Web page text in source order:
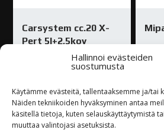
Hallinnoi evästeiden
suostumusta
Käytämme evästeitä, tallentaaksemme ja/tai
Näiden tekniikoiden hyväksyminen antaa
käsitellä tietoja, kuten selauskäyttäytymistä
muuttaa valintojasi asetuksista.
Carsystem cc.20 X-
Pert 5l+2,5kov
€
Varastossa
TUTUSTU